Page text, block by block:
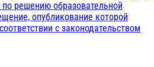
по решению образовательной
опубликование которой
с законодательством